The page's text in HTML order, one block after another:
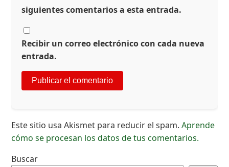
siguientes comentarios a esta entrada.
Recibir un correo electrónico con cada nueva
entrada.
Este sitio usa Akismet para reducir el spam.Aprende
cómo se procesan los datos de tus comentarios.
Buscar